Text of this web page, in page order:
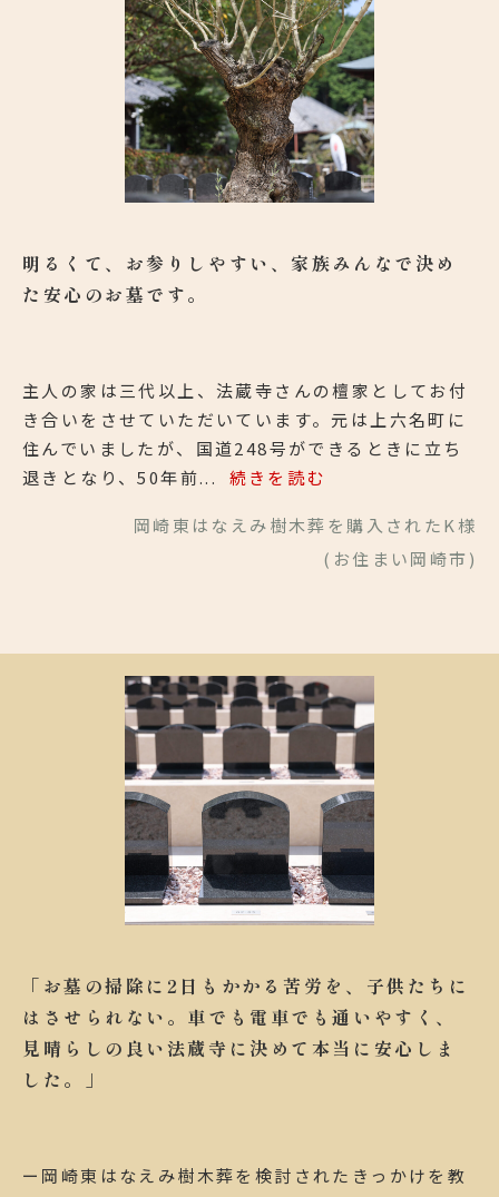
明るくて、お参りしやすい、家族みんなで決め
た安心のお墓です。
主人の家は三代以上、法蔵寺さんの檀家としてお付
き合いをさせていただいています。元は上六名町に
住んでいましたが、国道248号ができるときに立ち
退きとなり、50年前...
続きを読む
岡崎東はなえみ樹木葬を購入されたK様
(お住まい岡崎市)
「お墓の掃除に2日もかかる苦労を、子供たちに
はさせられない。車でも電車でも通いやすく、
見晴らしの良い法蔵寺に決めて本当に安心しま
した。」
ー岡崎東はなえみ樹木葬を検討されたきっかけを教